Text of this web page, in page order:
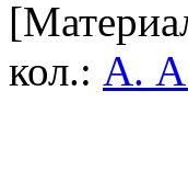
кол.: А.